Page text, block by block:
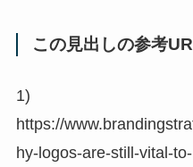
この見出しの参考
1)
https://
hy-logos-are-still-vital-to-